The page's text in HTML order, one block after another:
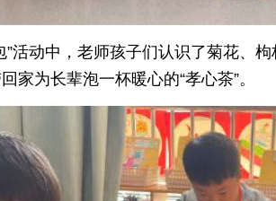
”活动中，老师孩子们认识了菊花、
家为长辈泡一杯暖心的“孝心茶”。